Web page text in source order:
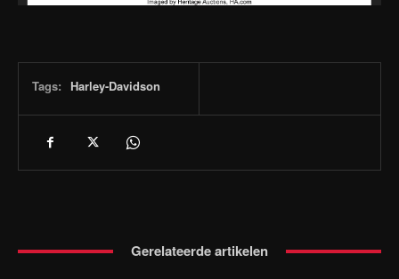
Tags: Harley-Davidson
Gerelateerde artikelen